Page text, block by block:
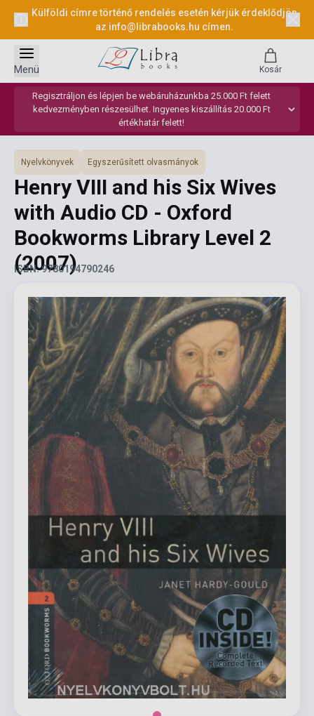
Külföldi címre történő rendelés esetén kérjük érdeklődjön
az info@librabooks.hu címen.
Regisztráljon és lépjen be webáruházunkba 25.000 Ft felett
kedvezményben részesülhet. Ingyenes kiszállítás 20.000 Ft
értékhatár felett!
Menü Kosár
Nyelvkönyvek Egyszerűsített olvasmányok
Henry VIII and his Six Wives
with Audio CD - Oxford
Bookworms Library Level 2
(2007)
ISBN: 9780194790246